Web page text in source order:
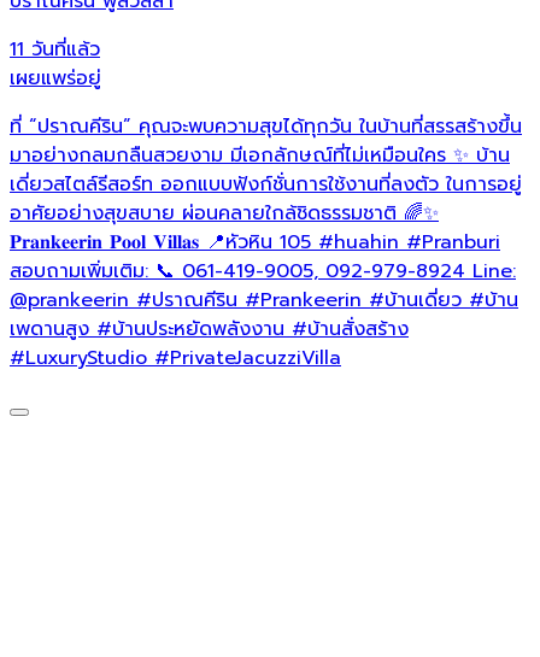
11 วันที่แล้ว
เผยแพร่อยู่
ที่ “ปราณคีริน” คุณจะพบความสุขได้ทุกวัน ในบ้านที่สรรสร้างขึ้น
มาอย่างกลมกลืนสวยงาม มีเอกลักษณ์ที่ไม่เหมือนใคร ✨ บ้าน
เดี่ยวสไตล์รีสอร์ท ออกแบบฟังก์ชั่นการใช้งานที่ลงตัว ในการอยู่
อาศัยอย่างสุขสบาย ผ่อนคลายใกล้ชิดธรรมชาติ 🌈✨
𝐏𝐫𝐚𝐧𝐤𝐞𝐞𝐫𝐢𝐧 𝐏𝐨𝐨𝐥 𝐕𝐢𝐥𝐥𝐚𝐬 📍หัวหิน 105#huahin #Pranburi
สอบถามเพิ่มเติม: 📞 061-419-9005, 092-979-8924 Line:
@prankeerin#ปราณคีริน #Prankeerin #บ้านเดี่ยว #บ้าน
เพดานสูง #บ้านประหยัดพลังงาน #บ้านสั่งสร้าง
#LuxuryStudio #PrivateJacuzziVilla